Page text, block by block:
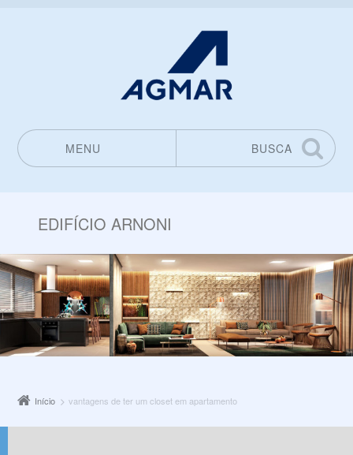
MENU
BUSCA
EDIFÍCIO ARNONI
Início vantagens de ter um closet em apartamento